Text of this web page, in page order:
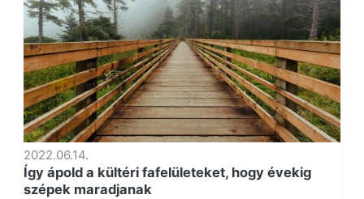
2022.06.14.
Így ápold a kültéri fafelületeket, hogy évekig
szépek maradjanak